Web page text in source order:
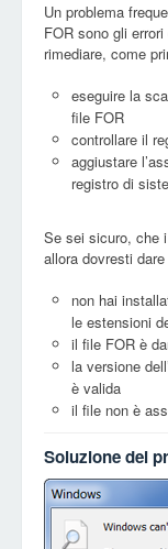
Un problema
FOR sono gli
rimediare, come
eseguire la
file FOR
controllare il
aggiustare
registro di
Se sei sicuro, che
allora dovresti
non hai
le estensioni
il file FOR è
la versione
è valida
il file non è
Soluzione dei